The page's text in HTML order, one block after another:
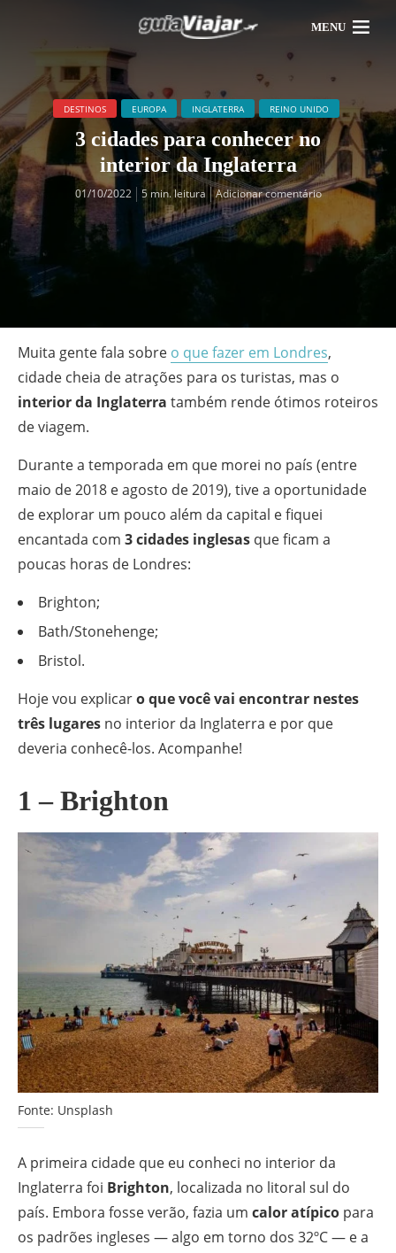
MENU
DESTINOS EUROPA INGLATERRA REINO UNIDO
3 cidades para conhecer no
interior da Inglaterra
01/10/2022 5 min. leitura Adicionar comentário
Muita gente fala sobre o que fazer em Londres,
cidade cheia de atrações para os turistas, mas o
interior da Inglaterra também rende ótimos roteiros
de viagem.
Durante a temporada em que morei no país (entre
maio de 2018 e agosto de 2019), tive a oportunidade
de explorar um pouco além da capital e fiquei
encantada com 3 cidades inglesas que ficam a
poucas horas de Londres:
Brighton;
Bath/Stonehenge;
Bristol.
Hoje vou explicaro que você vai encontrar nestes
três lugares no interior da Inglaterra e por que
deveria conhecê-los. Acompanhe!
1 – Brighton
Fonte: Unsplash
A primeira cidade que eu conheci no interior da
Inglaterra foi Brighton, localizada no litoral sul do
país. Embora fosse verão, fazia um calor atípico para
os padrões ingleses — algo em torno dos 32ºC — e a